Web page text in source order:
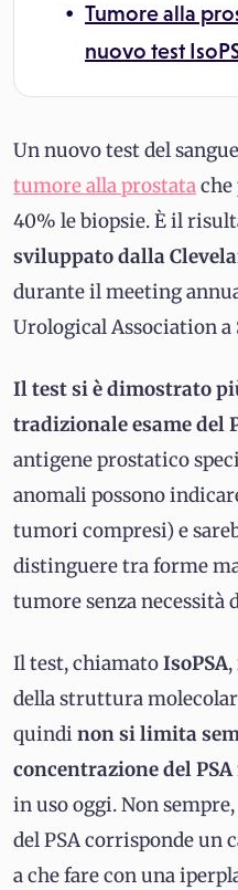
Tumore alla
nuovo test
Un nuovo test del
tumore alla prostata
40% le biopsie. È il
sviluppato dalla
durante il meeting
Urological Association a
Il test si è dimostrato
tradizionale esame del
antigene prostatico
anomali possono
tumori compresi) e
distinguere tra forme
tumore senza necessità
Il test, chiamatoIsoPSA,
della struttura
quindi non si limita
concentrazione del
in uso oggi. Non
del PSA corrisponde un
a che fare con una